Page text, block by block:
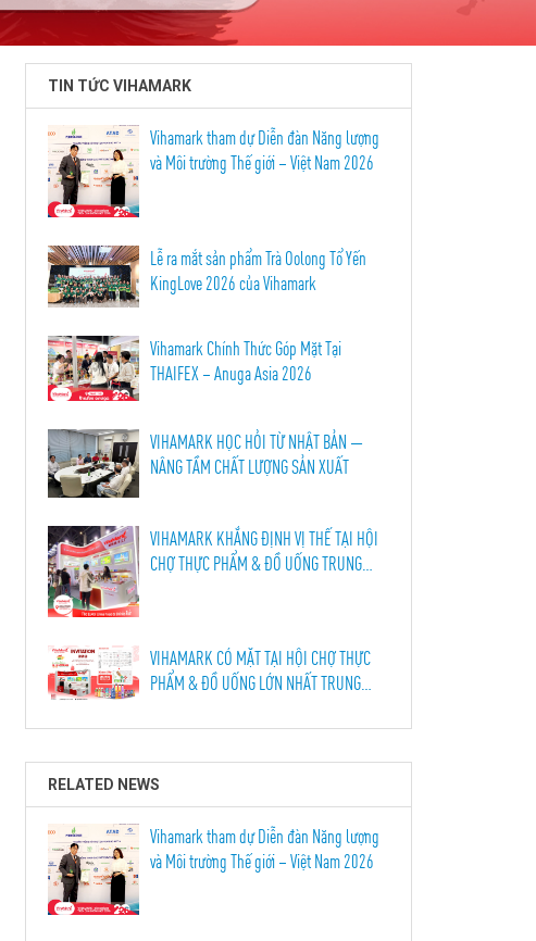
TIN TỨC VIHAMARK
Vihamark tham dự Diễn đàn Năng lượng
và Môi trường Thế giới – Việt Nam 2026
Lễ ra mắt sản phẩm Trà Oolong Tổ Yến
KingLove 2026 của Vihamark
Vihamark Chính Thức Góp Mặt Tại
THAIFEX – Anuga Asia 2026
VIHAMARK HỌC HỎI TỪ NHẬT BẢN —
NÂNG TẦM CHẤT LƯỢNG SẢN XUẤT
VIHAMARK KHẲNG ĐỊNH VỊ THẾ TẠI HỘI
CHỢ THỰC PHẨM & ĐỒ UỐNG TRUNG
VIHAMARK CÓ MẶT TẠI HỘI CHỢ THỰC
PHẨM & ĐỒ UỐNG LỚN NHẤT TRUNG
RELATED NEWS
Vihamark tham dự Diễn đàn Năng lượng
và Môi trường Thế giới – Việt Nam 2026